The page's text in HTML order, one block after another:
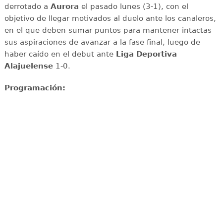
derrotado a Aurora el pasado lunes (3-1), con el
objetivo de llegar motivados al duelo ante los canaleros,
en el que deben sumar puntos para mantener intactas
sus aspiraciones de avanzar a la fase final, luego de
haber caído en el debut ante Liga Deportiva
Alajuelense1-0.
Programación: